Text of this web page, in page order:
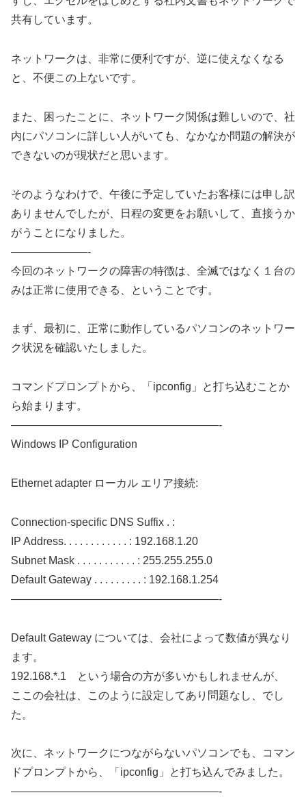
共有しています。
ネットワークは、非常に便利ですが、逆に使えなくなる
と、不便この上ないです。
また、困ったことに、ネットワーク関係は難しいので、社
内にパソコンに詳しい人がいても、なかなか問題の解決が
できないのが現状だと思います。
そのようなわけで、午後に予定していたお客様には申し訳
ありませんでしたが、日程の変更をお願いして、直接うか
がうことになりました。
———————-
今回のネットワークの障害の特徴は、全滅ではなく１台の
みは正常に使用できる、ということです。
まず、最初に、正常に動作しているパソコンのネットワー
ク状況を確認いたしました。
コマンドプロンプトから、「ipconfig」と打ち込むことか
ら始まります。
———————————————————-
Windows IP Configuration
Ethernet adapter ローカル エリア接続:
Connection-specific DNS Suffix . :
IP Address. . . . . . . . . . . . : 192.168.1.20
Subnet Mask . . . . . . . . . . . : 255.255.255.0
Default Gateway . . . . . . . . . : 192.168.1.254
———————————————————-
Default Gateway については、会社によって数値が異なり
ます。
192.168.*.1 という場合の方が多いかもしれませんが、
ここの会社は、このように設定してあり問題なし、でし
た。
次に、ネットワークにつながらないパソコンでも、コマン
ドプロンプトから、「ipconfig」と打ち込んでみました。
———————————————————-